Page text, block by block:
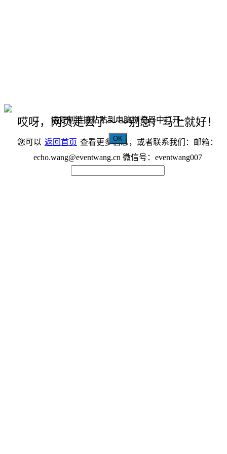
哎呀，网页走丢了～～别急，马上就好！
您可以 返回首页 查看更多信息，或者联系我们：邮箱：
echo.wang@eventwang.cn 微信号：eventwang007
请复制链接粘贴到电脑浏览器中打开~
OK